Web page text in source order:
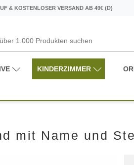
& KOSTENLOSER VERSAND AB 49€ (D)
KINDERZIMMER
mit Name und